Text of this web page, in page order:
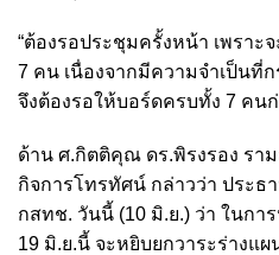
“ต้องรอประชุมครั้งหน้า เพราะ
7 คน เนื่องจากมีความจำเป็นที่
จึงต้องรอให้บอร์ดครบทั้ง 7 คน
ด้าน ศ.กิตติคุณ ดร.พิรงรอง รา
กิจการโทรทัศน์ กล่าวว่า ประธ
กสทช. วันนี้ (10 มิ.ย.) ว่า ในก
19 มิ.ย.นี้ จะหยิบยกวาระร่างแ